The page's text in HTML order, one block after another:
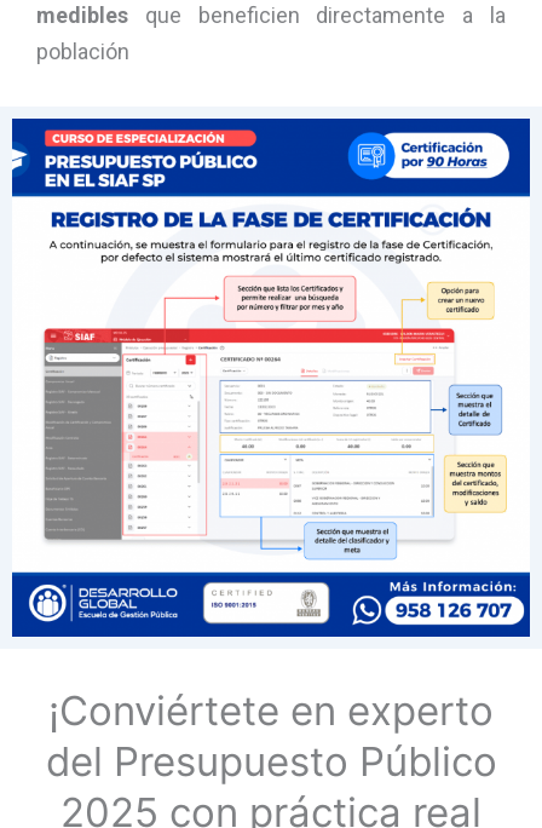
medibles que beneficien directamente a la
población
¡Conviértete en experto
del Presupuesto Público
2025 con práctica real